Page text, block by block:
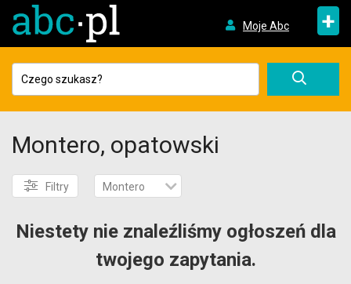
Moje Abc +
Montero, opatowski
Filtry Montero
Niestety nie znaleźliśmy ogłoszeń dla
twojego zapytania.